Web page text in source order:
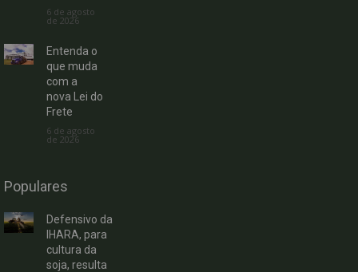
6 de agosto
de 2026
Entenda o
que muda
com a
nova Lei do
Frete
6 de agosto
de 2026
Populares
Defensivo da
IHARA, para
cultura da
soja, resulta